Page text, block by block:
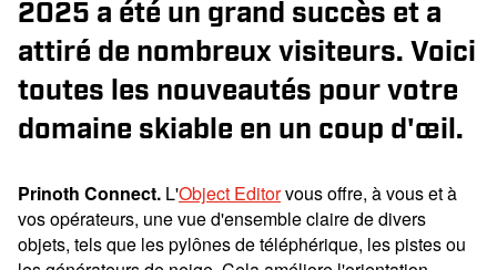
2025 a été un grand succès et a
attiré de nombreux visiteurs. Voici
toutes les nouveautés pour votre
domaine skiable en un coup d'œil.
Prinoth Connect. L'Object Editorvous offre, à vous et à
vos opérateurs, une vue d'ensemble claire de divers
objets, tels que les pylônes de téléphérique, les pistes ou